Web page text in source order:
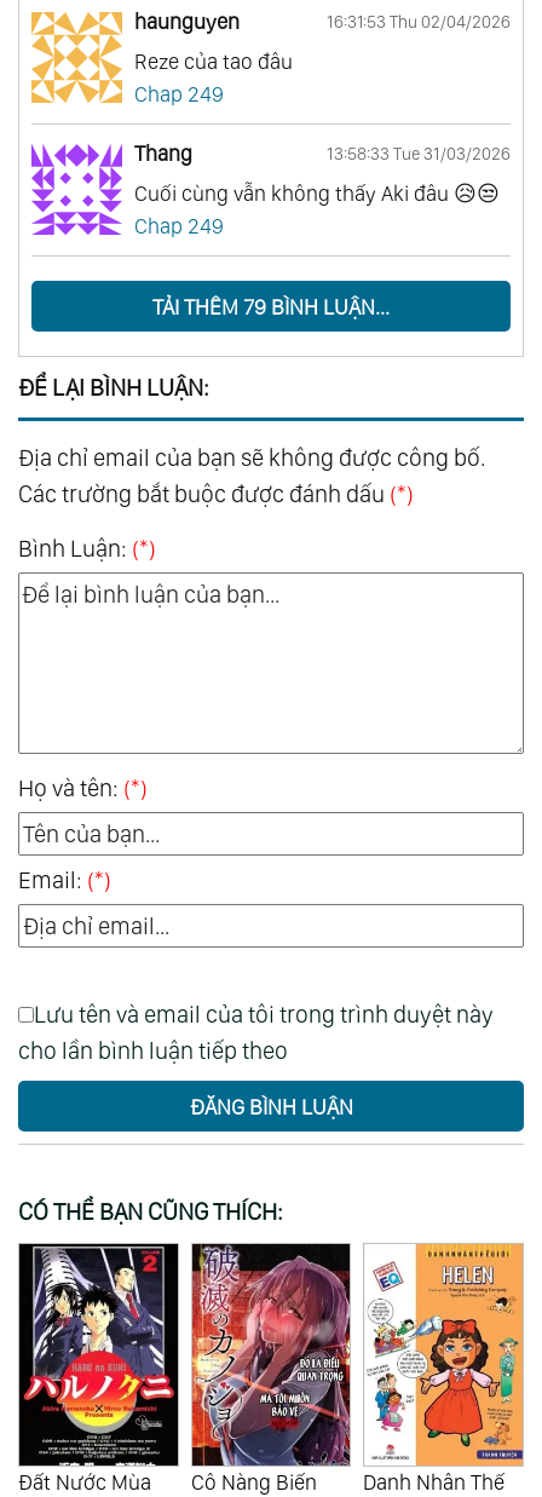
haunguyen 16:31:53 Thu 02/04/2026
Reze của tao đâu
Chap 249
Thang 13:58:33 Tue 31/03/2026
Cuối cùng vẫn không thấy Aki đâu 😥😒
Chap 249
TẢI THÊM 79 BÌNH LUẬN...
ĐỂ LẠI BÌNH LUẬN:
Địa chỉ email của bạn sẽ không được công bố.
Các trường bắt buộc được đánh dấu (*)
Bình Luận: (*)
Họ và tên: (*)
Email: (*)
Lưu tên và email của tôi trong trình duyệt này
cho lần bình luận tiếp theo
ĐĂNG BÌNH LUẬN
CÓ THỂ BẠN CŨNG THÍCH:
Cô Nàng Biến
Danh Nhân Thế
Alice In